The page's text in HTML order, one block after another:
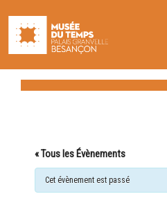
« Tous les Évènements
Cet évènement est passé